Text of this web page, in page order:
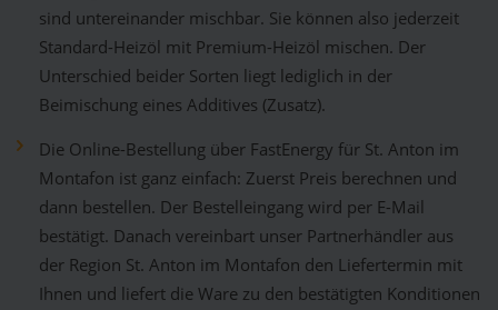
sind untereinander mischbar. Sie können also jederzeit
Standard-Heizöl mit Premium-Heizöl mischen. Der
Unterschied beider Sorten liegt lediglich in der
Beimischung eines Additives (Zusatz).
Die Online-Bestellung über FastEnergy für St. Anton im
Montafon ist ganz einfach: Zuerst Preis berechnen und
dann bestellen. Der Bestelleingang wird per E-Mail
bestätigt. Danach vereinbart unser Partnerhändler aus
der Region St. Anton im Montafon den Liefertermin mit
Ihnen und liefert die Ware zu den bestätigten Konditionen